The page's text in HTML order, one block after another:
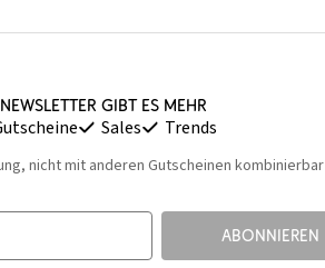
gibt es mehr
Sales Trends
nicht mit anderen Gutscheinen kombinierbar
ABONNIEREN